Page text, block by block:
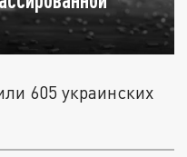
605 украинских